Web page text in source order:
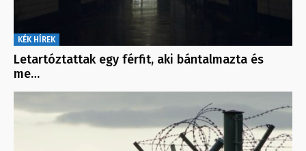
KÉK HÍREK
Letartóztattak egy férfit, aki bántalmazta és
me…